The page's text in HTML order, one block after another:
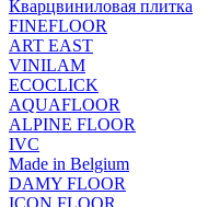
Кварцвиниловая плитка
FINEFLOOR
ART EAST
VINILAM
ECOCLICK
AQUAFLOOR
ALPINE FLOOR
IVC
Made in Belgium
DAMY FLOOR
ICON FLOOR